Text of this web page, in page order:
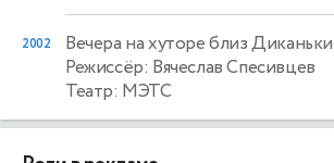
2002 Вечера на хуторе близ Диканьки
Режиссёр: Вячеслав Спесивцев
Театр: МЭТС